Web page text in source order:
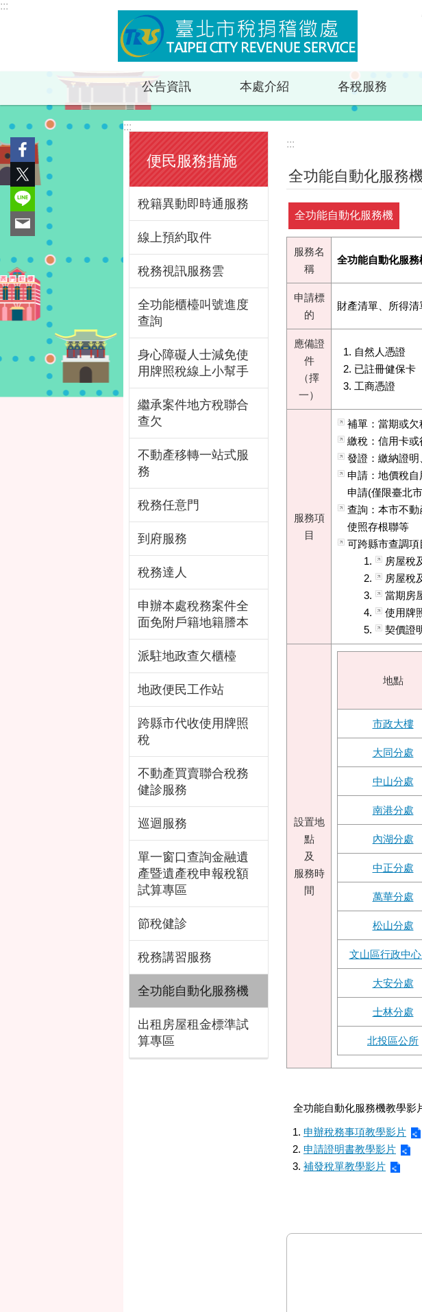
跳到主要內容區塊
:::
公告資訊 本處介紹 各稅服務
:::
便民服務措施
稅籍異動即時通服務
線上預約取件
稅務視訊服務雲
全功能櫃檯叫號進度
查詢
身心障礙人士減免使
用牌照稅線上小幫手
繼承案件地方稅聯合
查欠
不動產移轉一站式服
務
稅務任意門
到府服務
稅務達人
申辦本處稅務案件全
面免附戶籍地籍謄本
派駐地政查欠櫃檯
地政便民工作站
跨縣市代收使用牌照
稅
不動產買賣聯合稅務
健診服務
巡迴服務
單一窗口查詢金融遺
產暨遺產稅申報稅額
試算專區
節稅健診
稅務講習服務
全功能自動化服務機
出租房屋租金標準試
算專區
:::
全功能自動化服務
全功能自動化服務機
服務名
稱
全功能自動化服務
申請標
的
財產清單、所得
應備證
件
（擇
一）
自然人憑證
已註冊健保卡
工商憑證
服務項
目
補單：當期或
繳稅：信用卡
發證：繳納證
申請：地價稅
申請(僅限臺北
查詢：本市不動
使照存根聯等
可跨縣市查調項
房屋稅
房屋稅
當期房
使用牌
契價證
設置地
點
及
服務時
間
地點
市政大樓
大同分處
中山分處
南港分處
內湖分處
中正分處
萬華分處
松山分處
文山區行政中
大安分處
士林分處
北投區公所
全功能自動化服務機教學影
申辦稅務事項教學影片
申請證明書教學影片
補發稅單教學影片